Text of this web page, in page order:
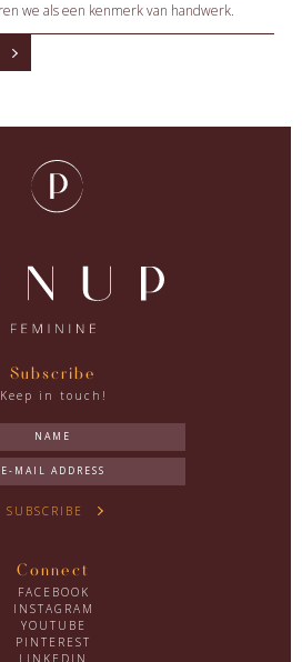
we als een kenmerk van handwerk.
Subscribe
Keep in touch!
SUBSCRIBE
Connect
FACEBOOK
INSTAGRAM
YOUTUBE
PINTEREST
LINKEDIN